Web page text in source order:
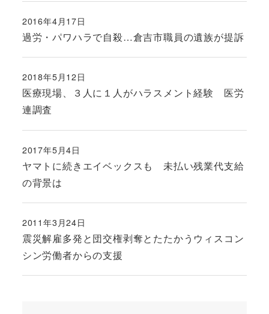
過労・パワハラで自殺…倉吉市職員の遺族が提訴
投稿日
2016年4月17日
医療現場、３人に１人がハラスメント経験 医労
連調査
投稿日
2018年5月12日
ヤマトに続きエイベックスも 未払い残業代支給
の背景は
投稿日
2017年5月4日
震災解雇多発と団交権剥奪とたたかうウィスコン
シン労働者からの支援
投稿日
2011年3月24日